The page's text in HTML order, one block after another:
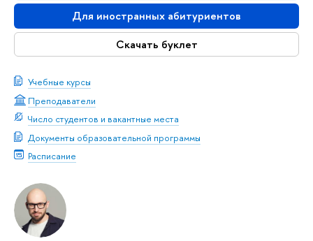
Для иностранных абитуриентов
Скачать буклет
Учебные курсы
Преподаватели
Число студентов и вакантные места
Документы образовательной программы
Расписание